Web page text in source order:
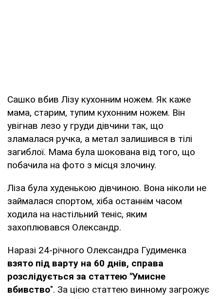
Сашко вбив Лізу кухонним ножем. Як каже
мама, старим, тупим кухонним ножем. Він
увігнав лезо у груди дівчини так, що
зламалася ручка, а метал залишився в тілі
загиблої. Мама була шокована від того, що
побачила на фото з місця злочину.
Ліза була худенькою дівчиною. Вона ніколи не
займалася спортом, хіба останнім часом
ходила на настільний теніс, яким
захоплювався Олександр.
Наразі 24-річного Олександра Гудименка
взято під варту на 60 днів, справа
розслідується за статтею "Умисне
вбивство". За цією статтею винному загрожує